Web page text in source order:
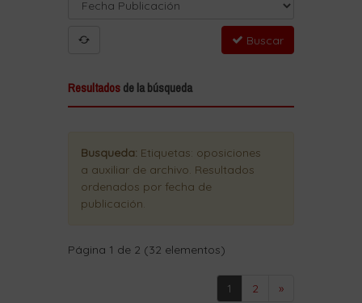
Buscar
Resultadosde la búsqueda
Busqueda: Etiquetas: oposiciones
a auxiliar de archivo. Resultados
ordenados por fecha de
publicación.
Página 1 de 2 (32 elementos)
1 2 »